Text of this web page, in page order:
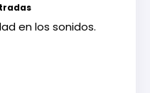
en los sonidos.